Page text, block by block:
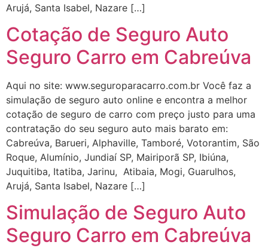
Arujá, Santa Isabel, Nazare […]
Cotação de Seguro Auto
Seguro Carro em Cabreúva
Aqui no site: www.seguroparacarro.com.br Você faz a
simulação de seguro auto online e encontra a melhor
cotação de seguro de carro com preço justo para uma
contratação do seu seguro auto mais barato em:
Cabreúva, Barueri, Alphaville, Tamboré, Votorantim, São
Roque, Alumínio, Jundiaí SP, Mairiporã SP, Ibiúna,
Juquitiba, Itatiba, Jarinu, Atibaia, Mogi, Guarulhos,
Arujá, Santa Isabel, Nazare […]
Simulação de Seguro Auto
Seguro Carro em Cabreúva